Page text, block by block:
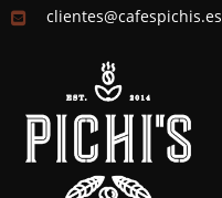
clientes@cafespichis.es